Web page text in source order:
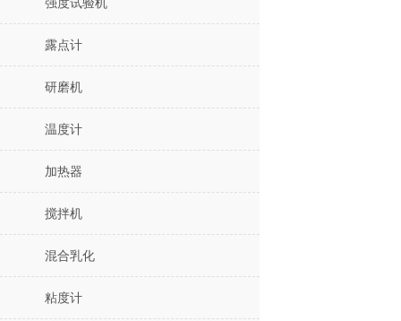
强度试验机
露点计
研磨机
温度计
加热器
搅拌机
混合乳化
粘度计